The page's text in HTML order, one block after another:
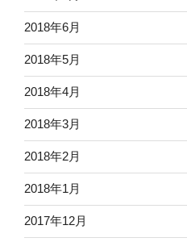
2018年6月
2018年5月
2018年4月
2018年3月
2018年2月
2018年1月
2017年12月